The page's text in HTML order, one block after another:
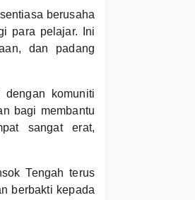
berusaha
para pelajar. Ini
dan padang
komuniti
bagi membantu
sangat erat,
Tengah terus
berbakti kepada